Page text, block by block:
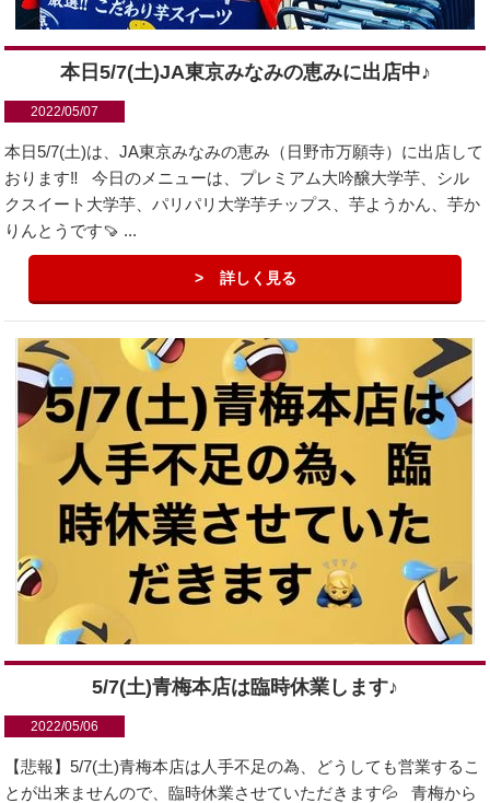
本日5/7(土)JA東京みなみの恵みに出店中♪
2022/05/07
本日5/7(土)は、JA東京みなみの恵み（日野市万願寺）に出店して
おります‼️ 今日のメニューは、プレミアム大吟醸大学芋、シル
クスイート大学芋、パリパリ大学芋チップス、芋ようかん、芋か
りんとうです🍠 ...
詳しく見る
5/7(土)青梅本店は臨時休業します♪
2022/05/06
【悲報】5/7(土)青梅本店は人手不足の為、どうしても営業するこ
とが出来ませんので、臨時休業させていただきます💦 青梅から